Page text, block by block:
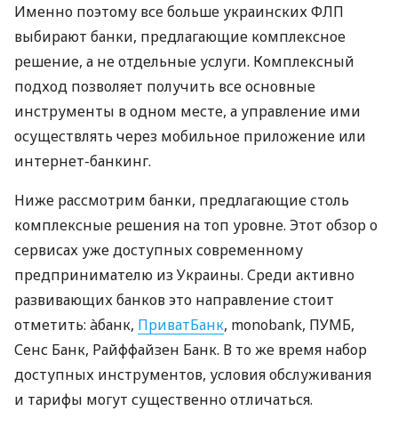
Именно поэтому все больше украинских ФЛП
выбирают банки, предлагающие комплексное
решение, а не отдельные услуги. Комплексный
подход позволяет получить все основные
инструменты в одном месте, а управление ими
осуществлять через мобильное приложение или
интернет-банкинг.
Ниже рассмотрим банки, предлагающие столь
комплексные решения на топ уровне. Этот обзор о
сервисах уже доступных современному
предпринимателю из Украины. Среди активно
развивающих банков это направление стоит
отметить: àбанк, ПриватБанк, monobank, ПУМБ,
Сенс Банк, Райффайзен Банк. В то же время набор
доступных инструментов, условия обслуживания
и тарифы могут существенно отличаться.